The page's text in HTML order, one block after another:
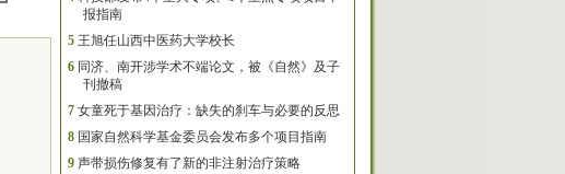
报指南
5 王旭任山西中医药大学校长
6 同济、南开涉学术不端论文，被《自然》及子
刊撤稿
7 女童死于基因治疗：缺失的刹车与必要的反思
8 国家自然科学基金委员会发布多个项目指南
9 声带损伤修复有了新的非注射治疗策略